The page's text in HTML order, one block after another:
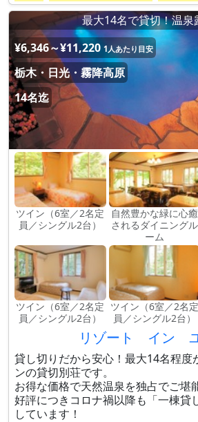
最大14名で貸切！温泉
¥6,346～¥11,220 1人あたり目安
栃木・日光・霧降高原
14名迄
ツイン（6室／2名定
員／シングル2台）
自然豊かな緑に心癒
されるダイニングル
ーム
ツイン（6室／2名定
員／シングル2台）
ツイン（6室／2名定
員／シングル2台）
リゾート イン
貸し切りだから安心！最大14名程度
ンの貸切別荘です。
お得な価格で天然温泉を独占でご堪
好評につきコロナ禍以降も「一棟貸
しています！